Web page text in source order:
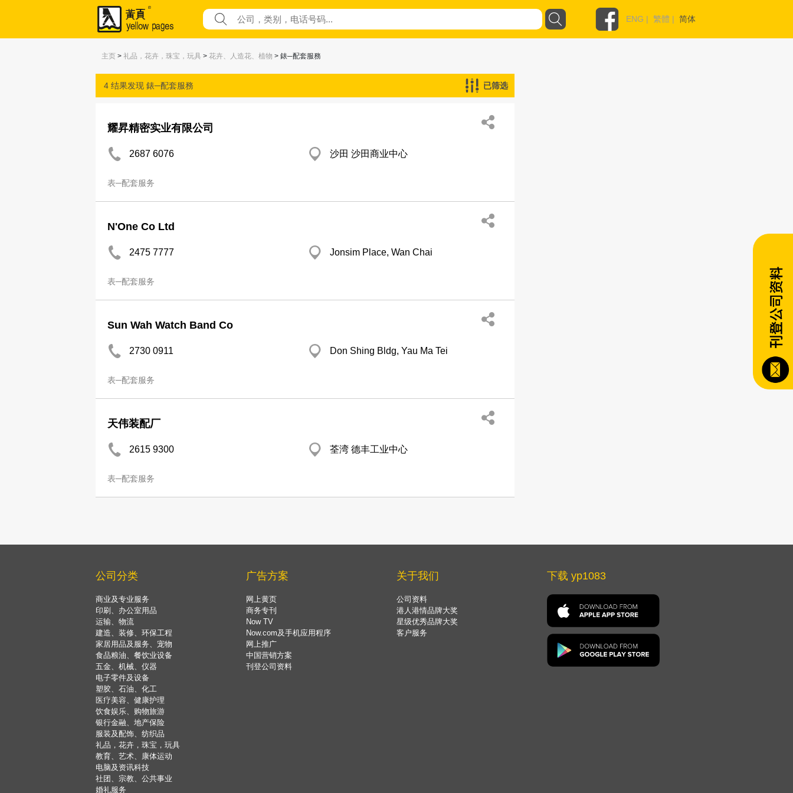
ENG | 繁體 | 简体
主页 > 礼品，花卉，珠宝，玩具 > 花卉、人造花、植物 > 錶─配套服務
4 结果发现 錶─配套服務 已筛选
耀昇精密实业有限公司
2687 6076 沙田 沙田商业中心
表─配套服务
N'One Co Ltd
2475 7777 Jonsim Place, Wan Chai
表─配套服务
Sun Wah Watch Band Co
2730 0911 Don Shing Bldg, Yau Ma Tei
表─配套服务
天伟装配厂
2615 9300 荃湾 德丰工业中心
表─配套服务
公司分类
商业及专业服务
印刷、办公室用品
运输、物流
建造、装修、环保工程
家居用品及服务、宠物
食品粮油、餐饮业设备
五金、机械、仪器
电子零件及设备
塑胶、石油、化工
医疗美容、健康护理
饮食娱乐、购物旅游
银行金融、地产保险
服装及配饰、纺织品
礼品，花卉，珠宝，玩具
教育、艺术、康体运动
电脑及资讯科技
社团、宗教、公共事业
婚礼服务
广告方案
网上黄页
商务专刊
Now TV
Now.com及手机应用程序
网上推广
中国营销方案
刊登公司资料
关于我们
公司资料
港人港情品牌大奖
星级优秀品牌大奖
客户服务
下载 yp1083